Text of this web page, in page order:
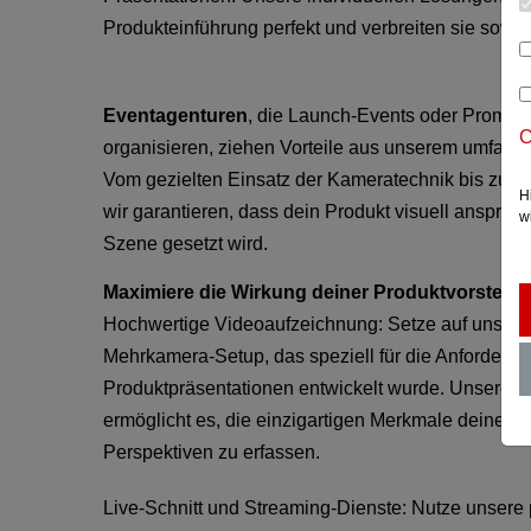
Produkteinführung perfekt und verbreiten sie
Eventagenturen, die Launch-Events oder
organisieren, ziehen Vorteile aus unserem
Vom gezielten Einsatz der Kameratechnik bis zur
wir garantieren, dass dein Produkt visuell
Szene gesetzt wird.
Maximiere die Wirkung deiner
Hochwertige Videoaufzeichnung: Setze auf unser
Mehrkamera-Setup, das speziell für die
Produktpräsentationen entwickelt wurde. Unsere
ermöglicht es, die einzigartigen Merkmale deiner
Perspektiven zu erfassen.
Live-Schnitt und Streaming-Dienste: Nutze